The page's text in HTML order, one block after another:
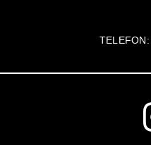
TELEFON: